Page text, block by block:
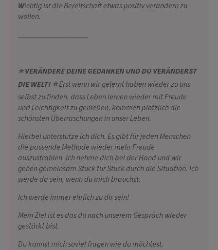
Wichtig ist die Bereitschaft etwas positiv verändern zu
wollen.
⭐ VERÄNDERE DEINE GEDANKEN UND DU VERÄNDERST
DIE WELT! ⭐Erst wenn wir gelernt haben wieder zu uns
selbst zu finden, dass Leben lernen wieder mit Freude
und Leichtigkeit zu genießen, kommen plötzlich die
schönsten Überraschungen in unser Leben.
Hierbei unterstütze ich dich. Es gibt für jeden Menschen
die passende Methode wieder mehr Freude
auszustrahlen. Ich nehme dich bei der Hand und wir
gehen gemeinsam Stück für Stück durch die Situation. Ich
werde da sein, wenn du mich brauchst.
Ich werde immer ehrlich zu dir sein!
Mein Ziel ist es das du nach unserem Gespräch wieder
gestärkt bist.
Du kannst mich soviel fragen wie du möchtest.